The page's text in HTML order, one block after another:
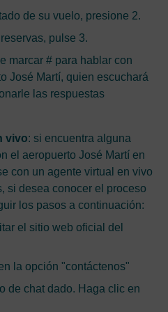
de su vuelo, presione 2.
pulse 3.
marcar # para hablar con
José Martí, quien escuchará
las respuestas
vivo: si encuentra alguna
el aeropuerto José Martí en
con un agente virtual en vivo
si desea conocer el proceso
los pasos a continuación:
el sitio web oficial del
la opción "contáctenos"
de chat dado. Haga clic en